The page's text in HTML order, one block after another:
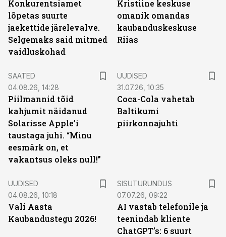
Konkurentsiamet
lõpetas suurte
jaekettide järelevalve.
Selgemaks said mitmed
vaidluskohad
Kristiine keskuse
omanik omandas
kaubanduskeskuse
Riias
SAATED
04.08.26, 14:28
Piilmannid tõid
kahjumit näidanud
Solarisse Apple’i
taustaga juhi. “Minu
eesmärk on, et
vakantsus oleks null!”
UUDISED
31.07.26, 10:35
Coca-Cola vahetab
Baltikumi
piirkonnajuhti
UUDISED
04.08.26, 10:18
Vali Aasta
Kaubandustegu 2026!
SISUTURUNDUS
07.07.26, 09:22
AI vastab telefonile ja
teenindab kliente
ChatGPT’s: 6 suurt